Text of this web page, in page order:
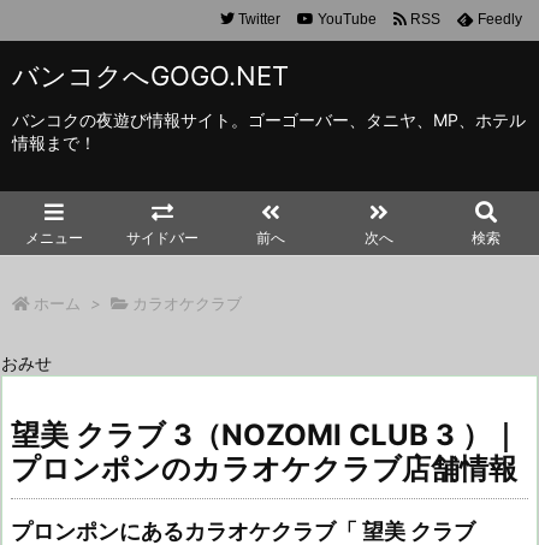
バンコクへGOGO.NET
バンコクの夜遊び情報サイト。ゴーゴーバー、タニヤ、MP、ホテル
情報まで！
メニュー サイドバー 前へ 次へ 検索
Twitter YouTube RSS Feedly
ホーム > カラオケクラブ
おみせ
望美 クラブ 3（NOZOMI CLUB 3 ）｜
プロンポンのカラオケクラブ店舗情報
プロンポンにあるカラオケクラブ「 望美 クラブ